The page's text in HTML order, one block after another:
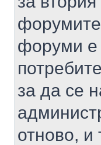
форуми е
за да се
отново, и